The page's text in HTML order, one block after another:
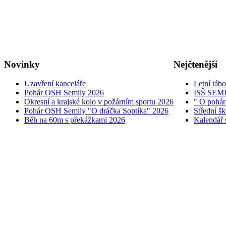
Novinky
Uzavření kanceláře
Pohár OSH Semily 2026
Okresní a krajské kolo v požárním sportu 2026
Pohár OSH Semily "O dráčka Soptíka" 2026
Běh na 60m s překážkami 2026
Nejčtenější
Letní
ISŠ
" O
Střední
Kalendář